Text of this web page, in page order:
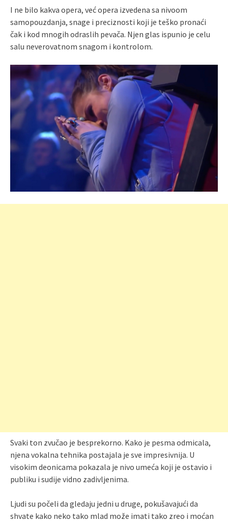
I ne bilo kakva opera, već opera izvedena sa nivoom
samopouzdanja, snage i preciznosti koji je teško pronaći
čak i kod mnogih odraslih pevača. Njen glas ispunio je celu
salu neverovatnom snagom i kontrolom.
Svaki ton zvučao je besprekorno. Kako je pesma odmicala,
njena vokalna tehnika postajala je sve impresivnija. U
visokim deonicama pokazala je nivo umeća koji je ostavio i
publiku i sudije vidno zadivljenima.
Ljudi su počeli da gledaju jedni u druge, pokušavajući da
shvate kako neko tako mlad može imati tako zreo i moćan